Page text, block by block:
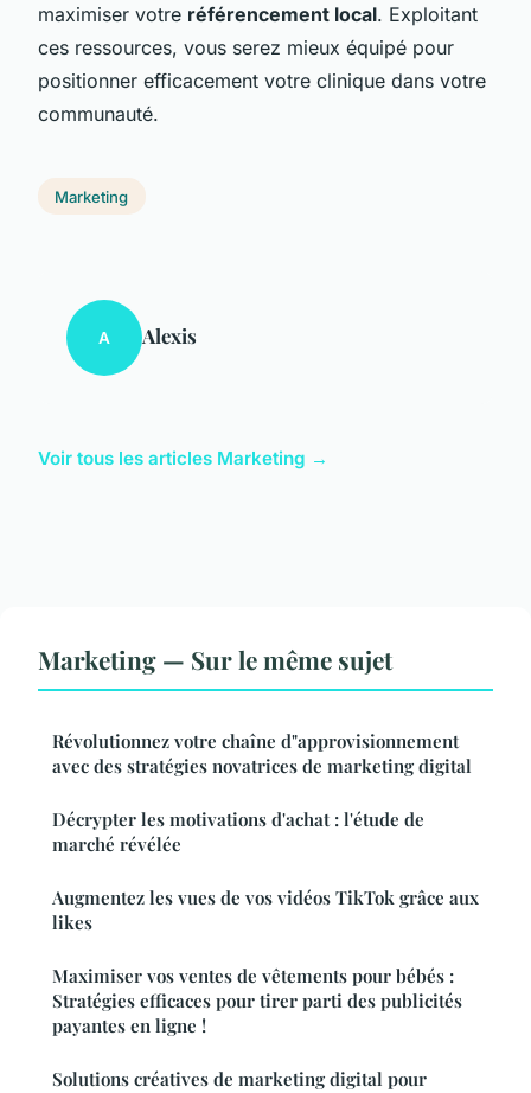
maximiser votre référencement local. Exploitant
ces ressources, vous serez mieux équipé pour
positionner efficacement votre clinique dans votre
communauté.
Marketing
A Alexis
Voir tous les articles Marketing →
Marketing — Sur le même sujet
Révolutionnez votre chaîne d"approvisionnement
avec des stratégies novatrices de marketing digital
Décrypter les motivations d'achat : l'étude de
marché révélée
Augmentez les vues de vos vidéos TikTok grâce aux
likes
Maximiser vos ventes de vêtements pour bébés :
Stratégies efficaces pour tirer parti des publicités
payantes en ligne !
Solutions créatives de marketing digital pour